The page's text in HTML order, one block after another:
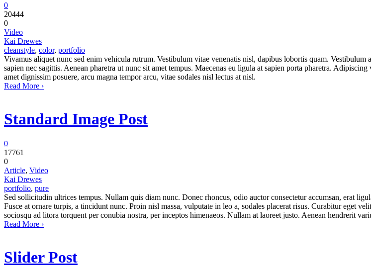
0
20444
0
Video
Kai Drewes
cleanstyle, color, portfolio
Vivamus aliquet nunc sed enim vehicula rutrum. Vestibulum vitae venenatis nisl, dapibus lobortis quam.
sapien nec sagittis. Aenean pharetra ut nunc sit amet tempus. Maecenas eu ligula at sapien porta pharetra.
amet dignissim posuere, arcu magna tempor arcu, vitae sodales nisl lectus at nisl.
Read More ›
Standard Image Post
0
17761
0
Article, Video
Kai Drewes
portfolio, pure
Sed sollicitudin ultrices tempus. Nullam quis diam nunc. Donec rhoncus, odio auctor consectetur accumsan, erat
Fusce at ornare turpis, a tincidunt nunc. Proin nisl massa, vulputate in leo a, sodales placerat risus. Curabitur eget
sociosqu ad litora torquent per conubia nostra, per inceptos himenaeos. Nullam at laoreet justo. Aenean hendrerit
Read More ›
Slider Post